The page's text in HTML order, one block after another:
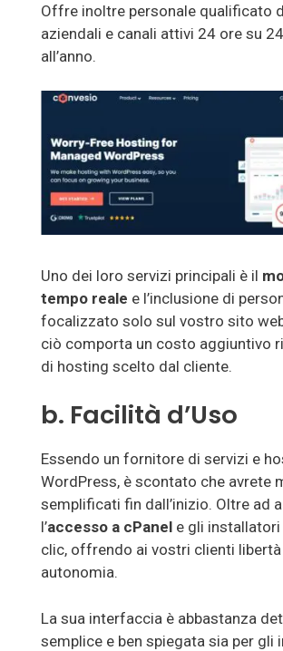
Offre inoltre personale qualificato
aziendali e canali attivi 24 ore su
all’anno.
Uno dei loro servizi principali è il
tempo reale e l’inclusione di
focalizzato solo sul vostro sito
ciò comporta un costo aggiuntivo
di hosting scelto dal cliente.
b. Facilità d’Uso
Essendo un fornitore di servizi e
WordPress, è scontato che avrete
semplificati fin dall’inizio. Oltre ad
l’accesso a cPanel e gli
clic, offrendo ai vostri clienti
autonomia.
La sua interfaccia è abbastanza
semplice e ben spiegata sia per gli